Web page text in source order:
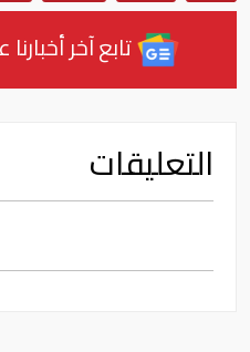
تابع آخر
التعليقات